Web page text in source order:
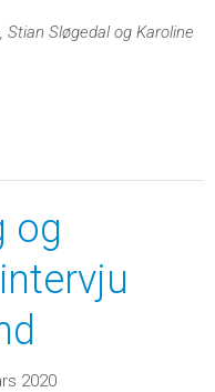
Sløgedal og Karoline
og
2020